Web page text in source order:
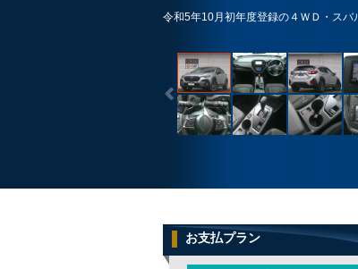
令和5年10月初年度登録の４ＷＤ・ス
お支払プラン